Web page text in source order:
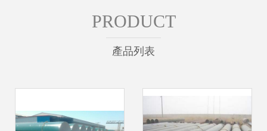
PRODUCT
產品列表